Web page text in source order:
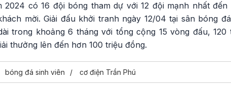
2024 có 16 đội bóng tham dự với 12 đội mạnh nhất
mời. Giải đấu khởi tranh ngày 12/04 tại sân bóng
trong khoảng 6 tháng với tổng cộng 15 vòng đấu,
thưởng lên đến hơn 100 triệu đồng.
bóng đá sinh viên cơ điện Trần Phú